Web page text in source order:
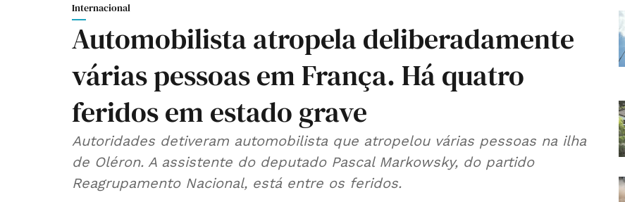
Internacional
Automobilista atropela deliberadamente
várias pessoas em França. Há quatro
feridos em estado grave
Autoridades detiveram automobilista que atropelou várias pessoas na ilha
de Oléron. A assistente do deputado Pascal Markowsky, do partido
Reagrupamento Nacional, está entre os feridos.